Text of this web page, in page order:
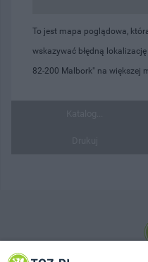
To jest mapa poglądowa,
wskazywać błędną
82-200 Malbork" na większej
© 2001-2026 Tczew - TCZ.PL Sp. z